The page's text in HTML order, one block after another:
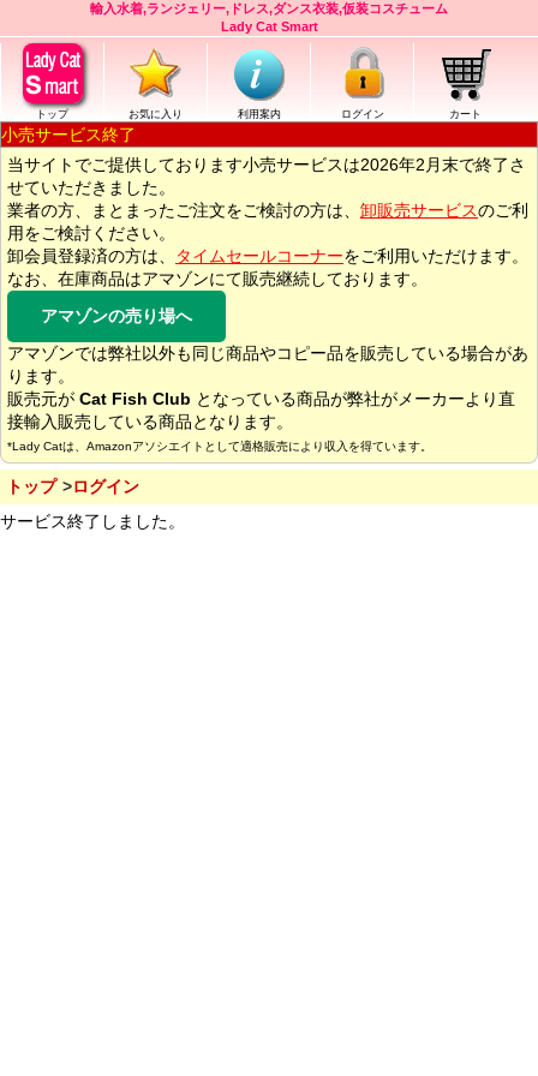
輸入水着,ランジェリー,ドレス,ダンス衣装,仮装コスチューム
Lady Cat Smart
トップ お気に入り 利用案内 ログイン カート
小売サービス終了
当サイトでご提供しております小売サービスは2026年2月末で終了さ
せていただきました。
業者の方、まとまったご注文をご検討の方は、 卸販売サービスのご利
用をご検討ください。
卸会員登録済の方は、
タイムセールコーナーをご利用いただけます。
なお、在庫商品はアマゾンにて販売継続しております。
アマゾンの売り場へ
アマゾンでは弊社以外も同じ商品やコピー品を販売している場合があ
ります。
販売元が Cat Fish Club となっている商品が弊社がメーカーより直
接輸入販売している商品となります。
*Lady Catは、Amazonアソシエイトとして適格販売により収入を得ています。
トップ
ログイン
サービス終了しました。